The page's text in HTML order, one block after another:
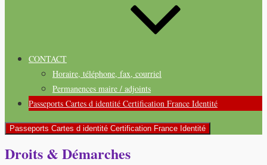
CONTACT
Horaire, téléphone, fax, courriel
Permanences maire / adjoints
Passeports Cartes d identité Certification France Identité
Passeports Cartes d identité Certification France Identité
Droits & Démarches